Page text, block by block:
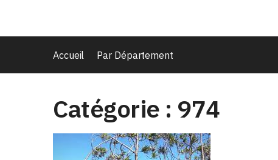
Accueil Par Département
Catégorie : 974